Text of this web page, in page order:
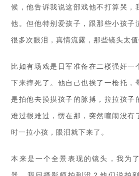
候，他告诉我说这部戏他不打算哭，
他。但他特别爱孩子，跟那些小孩子
很多次眼泪，真情流露，那些镜头太值
比如有场戏是日军准备在二楼强奸一
下来摔死了。他自己也挨了一枪托，
是拍他去摸摸孩子的脉搏，拉拉孩子
难过很难过，愣在那，突然喧闹没有
时一拉小孩，眼泪就下来了。
本来是一个全景表现的镜头，我为